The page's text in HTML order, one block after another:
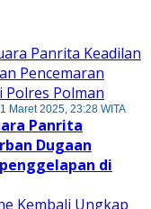
Maret 2025, 23:28 WITA
Panrita
Dugaan
di